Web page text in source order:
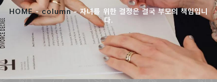
HOME-column- 자녀를 위한 결정은 결국 부모의 책임입니
다.